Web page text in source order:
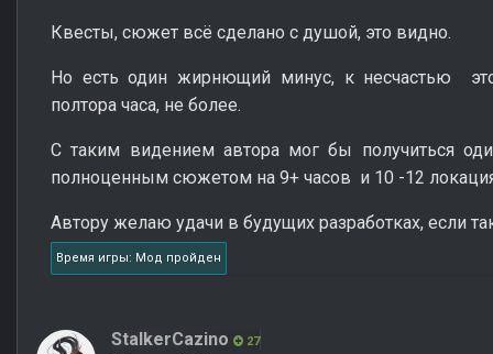
Квесты, сюжет всё сделано с душой, это видно.
Но есть один жирнющий минус, к несчастью
полтора часа, не более.
С таким видением автора мог бы получиться
полноценным сюжетом на 9+ часов и 10 -12
Автору желаю удачи в будущих разработках, если
Время игры: Мод пройден
StalkerCazino 27